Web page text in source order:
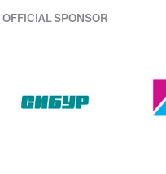
OFFICIAL SPONSOR